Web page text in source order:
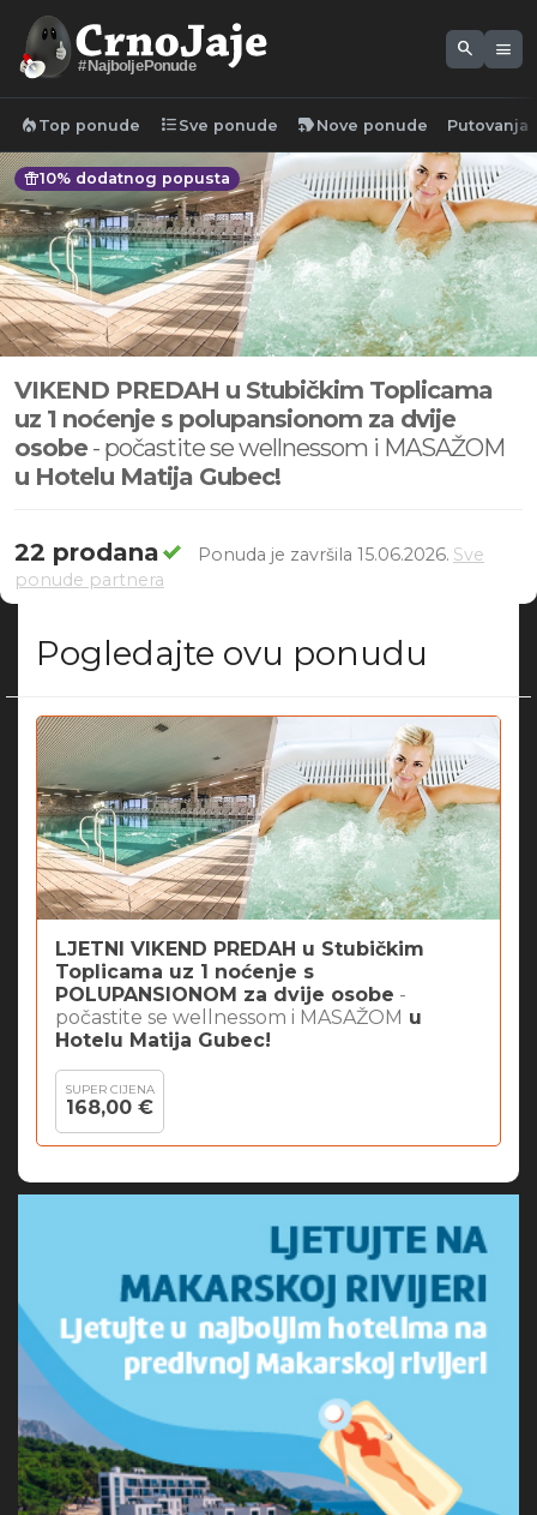
#NajboljePonude
search menu
local_fire_department Top ponude format_list_bulleted Sve ponude new_label Nove ponude Putovanja
featured_seasonal_and_gifts10% dodatnog popusta
VIKEND PREDAH u Stubičkim Toplicama
uz 1 noćenje s polupansionom za dvije
osobe - počastite se wellnessom i MASAŽOM
u Hotelu Matija Gubec!
22 prodana Ponuda je završila 15.06.2026. Sve
ponude partnera
Pogledajte ovu ponudu
LJETNI VIKEND PREDAH u Stubičkim
Toplicama uz 1 noćenje s
POLUPANSIONOM za dvije osobe -
počastite se wellnessom i MASAŽOM u
Hotelu Matija Gubec!
SUPER CIJENA
168,00 €